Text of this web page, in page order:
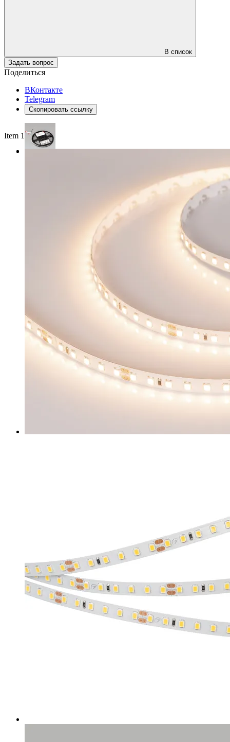
В список
Задать вопрос
Поделиться
ВКонтакте
Telegram
Скопировать ссылку
Item 1 of 3